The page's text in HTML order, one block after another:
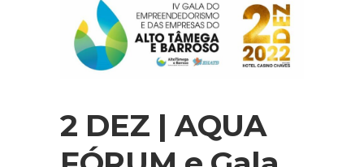
2 DEZ | AQUA